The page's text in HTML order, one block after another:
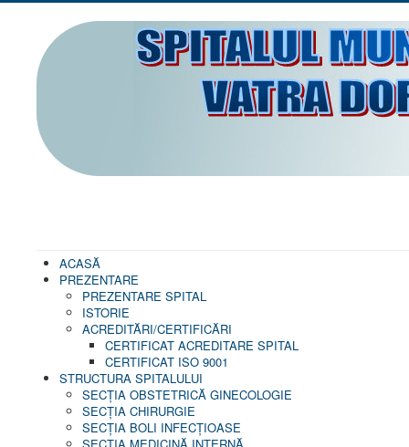
ACASĂ
PREZENTARE
PREZENTARE SPITAL
ISTORIE
ACREDITĂRI/CERTIFICĂRI
CERTIFICAT ACREDITARE SPITAL
CERTIFICAT ISO 9001
STRUCTURA SPITALULUI
SECŢIA OBSTETRICĂ GINECOLOGIE
SECŢIA CHIRURGIE
SECŢIA BOLI INFECŢIOASE